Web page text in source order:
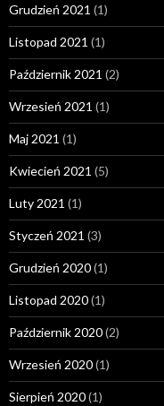
Grudzień 2021 (1)
Listopad 2021 (1)
Październik 2021 (2)
Wrzesień 2021 (1)
Maj 2021 (1)
Kwiecień 2021 (5)
Luty 2021 (1)
Styczeń 2021 (3)
Grudzień 2020(1)
Listopad 2020(1)
Październik 2020(2)
Wrzesień 2020(1)
Sierpień 2020(1)